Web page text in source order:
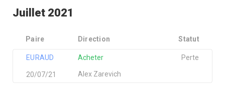
Juillet 2021
Paire Direction Statut
EURAUD
Alex Zarevich
Acheter
20/07/21
Perte